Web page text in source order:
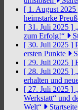
[ 1. August 2025
heimstarke
[ 31. Juli 2025 ]
zum Erfolg!“
[ 30. Juli 2025 ]
ersten Punkte
[ 29. Juli 2025 ]
[ 28. Juli 2025 ]
erhalten und
[ 27. Juli 2025 ]
Werkstatt“ und
Welt“
Startseite